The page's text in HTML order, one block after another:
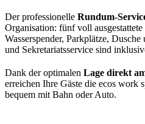
Der professionelle Rundum-
Organisation: fünf voll
Wasserspender, Parkplätze,
und Sekretariatsservice sind
Dank der optimalen Lage direkt
erreichen Ihre Gäste die ecos work
bequem mit Bahn oder Auto.